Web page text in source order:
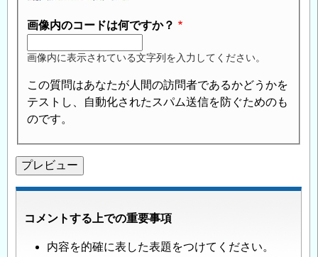
画像内のコードは何ですか？
画像内に表示されている文字列を入力してください。
この質問はあなたが人間の訪問者であるかどうかを
テストし、自動化されたスパム送信を防ぐためのも
のです。
コメントする上での重要事項
内容を的確に表した表題をつけてください。